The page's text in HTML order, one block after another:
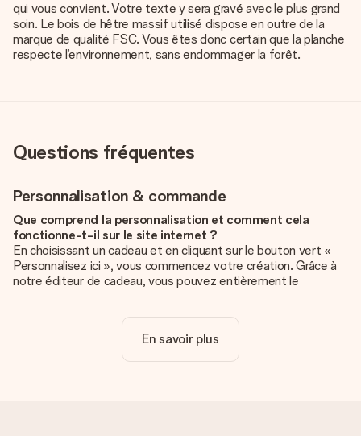
qui vous convient. Votre texte y sera gravé avec le plus grand
soin. Le bois de hêtre massif utilisé dispose en outre de la
marque de qualité FSC. Vous êtes donc certain que la planche
respecte l’environnement, sans endommager la forêt.
Questions fréquentes
Personnalisation & commande
Que comprend la personnalisation et comment cela
fonctionne-t-il sur le site internet ?
En choisissant un cadeau et en cliquant sur le bouton vert «
Personnalisez ici », vous commencez votre création. Grâce à
notre éditeur de cadeau, vous pouvez entièrement le
unique pour ajouter une touche finale à votre cadeau.
La personnalisation est-elle comprise dans le prix ?
En savoir plus